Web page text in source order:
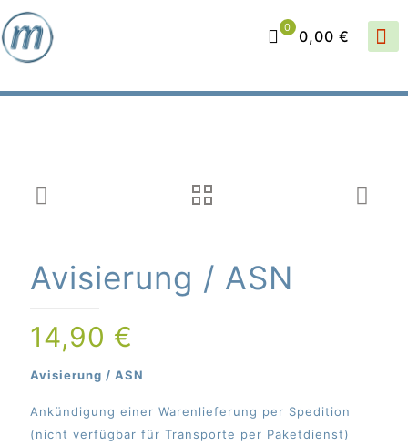
0 0,00 €
Avisierung / ASN
14,90 €
Avisierung / ASN
Ankündigung einer Warenlieferung per Spedition
(nicht verfügbar für Transporte per Paketdienst)